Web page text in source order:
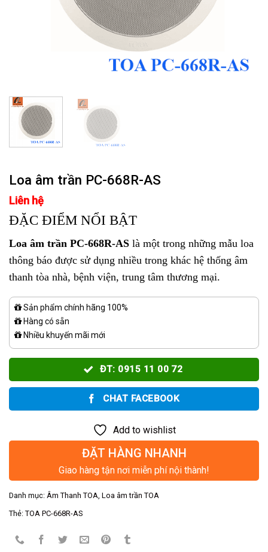
Loa âm trần PC-668R-AS
Liên hệ
ĐẶC ĐIỂM NỔI BẬT
Loa âm trần PC-668R-AS là một trong những mẫu loa
thông báo được sử dụng nhiều trong khác hệ thống âm
thanh tòa nhà, bệnh viện, trung tâm thương mại.
Sản phẩm chính hãng 100%
Hàng có sẵn
Nhiều khuyến mãi mới
ĐT: 0915 11 00 72
CHAT FACEBOOK
Add to wishlist
ĐẶT HÀNG NHANH
Giao hàng tận nơi miễn phí nội thành!
Danh mục: Âm Thanh TOA, Loa âm trần TOA
Thẻ: TOA PC-668R-AS